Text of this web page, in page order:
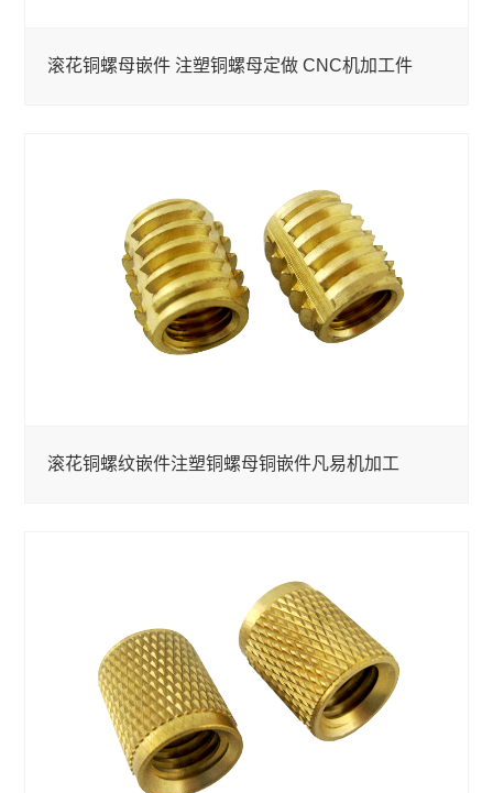
滚花铜螺母嵌件 注塑铜螺母定做 CNC机加工件
滚花铜螺纹嵌件注塑铜螺母铜嵌件凡易机加工